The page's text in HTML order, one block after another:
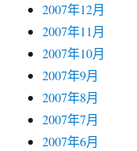
2007年12月
2007年11月
2007年10月
2007年9月
2007年8月
2007年7月
2007年6月